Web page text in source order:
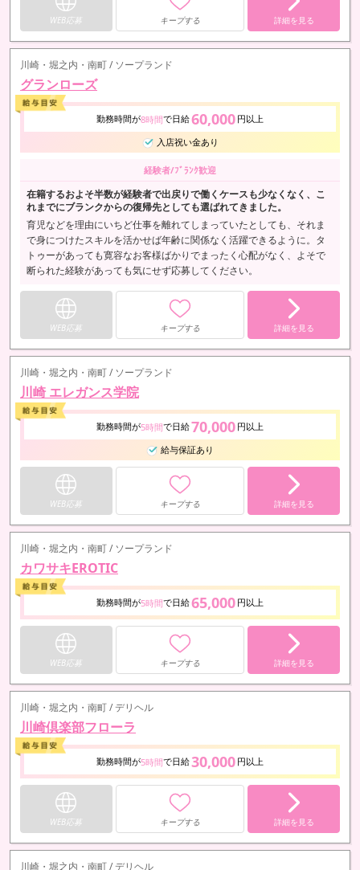
WEB応募 キープする 詳細を見る
川崎・堀之内・南町 / ソープランド
グランローズ
勤務時間が8時間で日給60,000 円以上
入店祝い金あり
経験者/ﾌﾞﾗﾝｸ歓迎
在籍するおよそ半数が経験者で出戻りで働くケースも少なくなく、こ
れまでにブランクからの復帰先としても選ばれてきました。
育児などを理由にいちど仕事を離れてしまっていたとしても、それま
で身につけたスキルを活かせば年齢に関係なく活躍できるように。タ
トゥーがあっても寛容なお客様ばかりでまったく心配がなく、よそで
断られた経験があっても気にせず応募してください。
WEB応募 キープする 詳細を見る
川崎・堀之内・南町 / ソープランド
川崎 エレガンス学院
勤務時間が5時間で日給70,000 円以上
給与保証あり
WEB応募 キープする 詳細を見る
川崎・堀之内・南町 / ソープランド
カワサキEROTIC
勤務時間が5時間で日給65,000 円以上
WEB応募 キープする 詳細を見る
川崎・堀之内・南町 / デリヘル
川崎倶楽部フローラ
勤務時間が5時間で日給30,000 円以上
WEB応募 キープする 詳細を見る
川崎・堀之内・南町 / デリヘル